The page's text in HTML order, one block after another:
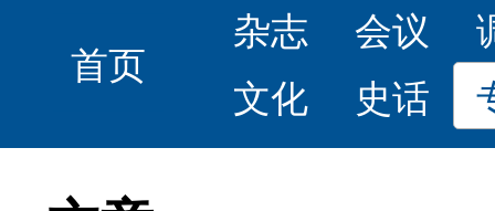
首页
杂志 会议
文化
史话